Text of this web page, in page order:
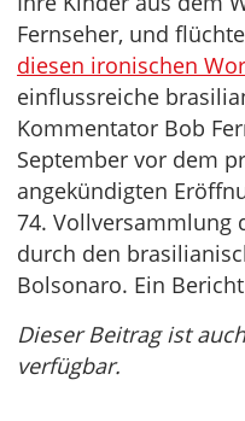
Fernseher, und
diesen ironischen
einflussreiche
Kommentator Bob
September vor dem
angekündigten
74. Vollversammlung
durch den
Bolsonaro. Ein
Dieser Beitrag ist
verfügbar.